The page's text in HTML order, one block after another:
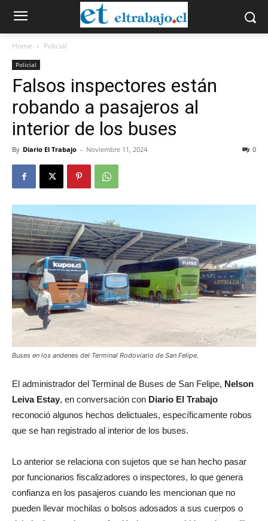
Home Policial
Policial
Falsos inspectores están
robando a pasajeros al
interior de los buses
By Diario El Trabajo - Noviembre 11, 2024 0
Buses en los andenes del Terminal Rodoviario de San Felipe.
El administrador del Terminal de Buses de San Felipe, Nelson
Leiva Estay, en conversación con Diario El Trabajo
reconoció algunos hechos delictuales, específicamente robos
que se han registrado al interior de los buses.
Lo anterior se relaciona con sujetos que se han hecho pasar
por funcionarios fiscalizadores o inspectores, lo que genera
confianza en los pasajeros cuando les mencionan que no
pueden llevar mochilas o bolsos adosados a sus cuerpos o